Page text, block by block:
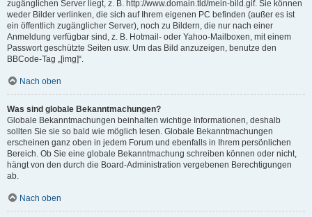
zugänglichen Server liegt, z. B. http://www.domain.tld/mein-bild.gif. Sie können
weder Bilder verlinken, die sich auf Ihrem eigenen PC befinden (außer es ist
ein öffentlich zugänglicher Server), noch zu Bildern, die nur nach einer
Anmeldung verfügbar sind, z. B. Hotmail- oder Yahoo-Mailboxen, mit einem
Passwort geschützte Seiten usw. Um das Bild anzuzeigen, benutze den
BBCode-Tag „[img]“.
Nach oben
Was sind globale Bekanntmachungen?
Globale Bekanntmachungen beinhalten wichtige Informationen, deshalb
sollten Sie sie so bald wie möglich lesen. Globale Bekanntmachungen
erscheinen ganz oben in jedem Forum und ebenfalls in Ihrem persönlichen
Bereich. Ob Sie eine globale Bekanntmachung schreiben können oder nicht,
hängt von den durch die Board-Administration vergebenen Berechtigungen
ab.
Nach oben